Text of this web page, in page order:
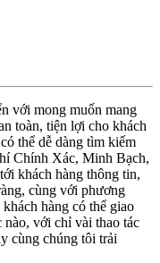
với mong muốn mang
toàn, tiện lợi cho khách
thể dễ dàng tìm kiếm
Chính Xác, Minh Bạch,
khách hàng thông tin,
cùng với phương
hàng có thể giao
nào, với chỉ vài thao tác
cùng chúng tôi trải